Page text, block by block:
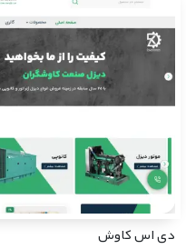
دی اس کاوش